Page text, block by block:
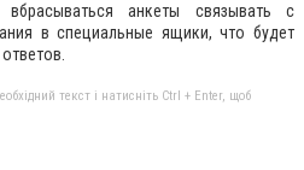
анкеты связывать с
в специальные ящики, что будет
текст і натисніть Ctrl + Enter, щоб